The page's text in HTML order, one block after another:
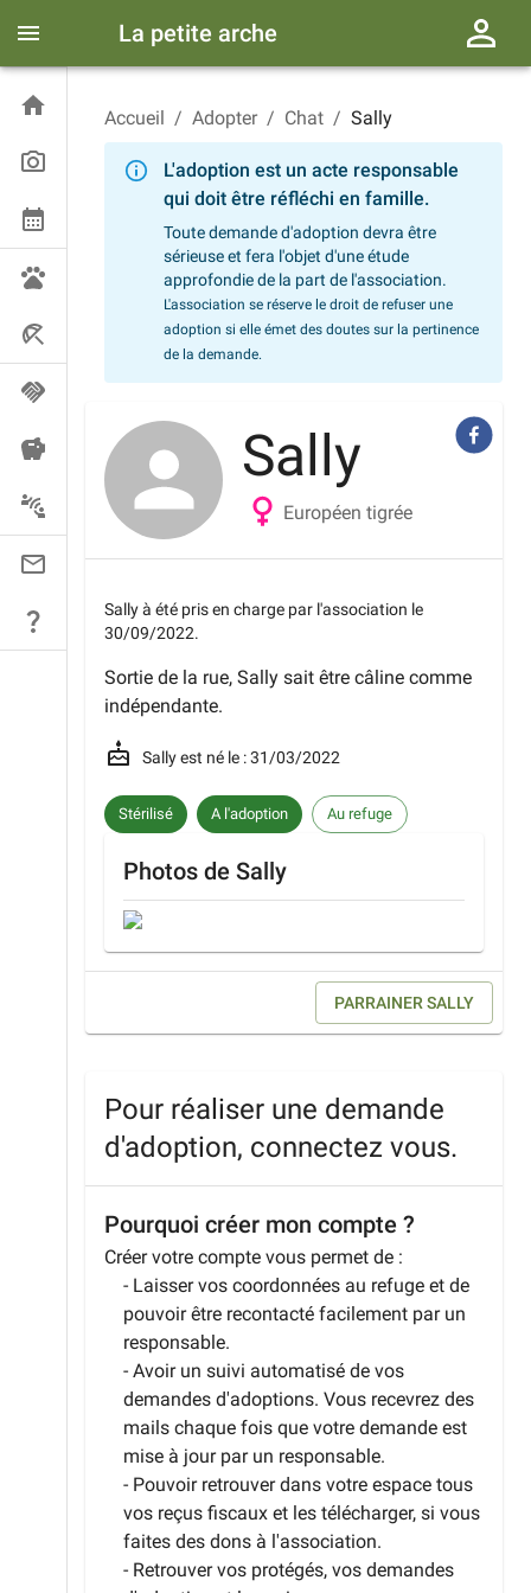
La petite arche
Accueil / Adopter / Chat / Sally
L'adoption est un acte responsable
qui doit être réfléchi en famille.
Toute demande d'adoption devra être
sérieuse et fera l'objet d'une étude
approfondie de la part de l'association.
L'association se réserve le droit de refuser une
adoption si elle émet des doutes sur la pertinence
de la demande.
Sally
Européen tigrée
Sallyà été pris en charge par l'association le
30/09/2022.
Sortie de la rue, Sally sait être câline comme
indépendante.
Sallyest né le :31/03/2022
Stérilisé A l'adoption Au refuge
Photos de Sally
PARRAINER SALLY
Pour réaliser une demande
d'adoption, connectez vous.
Pourquoi créer mon compte ?
Créer votre compte vous permet de :
- Laisser vos coordonnées au refuge et de
pouvoir être recontacté facilement par un
responsable.
- Avoir un suivi automatisé de vos
demandes d'adoptions. Vous recevrez des
mails chaque fois que votre demande est
mise à jour par un responsable.
- Pouvoir retrouver dans votre espace tous
vos reçus fiscaux et les télécharger, si vous
faites des dons à l'association.
- Retrouver vos protégés, vos demandes